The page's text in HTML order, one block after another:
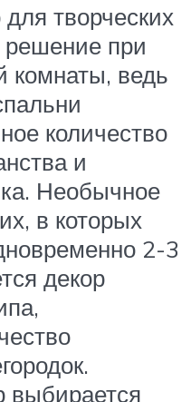
творческих
при
комнаты, ведь
количество
и
Необычное
в которых
2-3
декор
выбирается